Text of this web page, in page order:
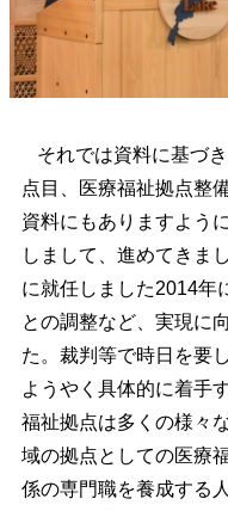
それでは資料に基づ
点目、医療福祉拠点整
資料にもありますよう
しまして、進めてきま
に就任しました2014年
との調整など、実現に
た。裁判等で時日を要
ようやく具体的に着手
福祉拠点は多くの様々
域の拠点としての医療
係の専門職を養成する